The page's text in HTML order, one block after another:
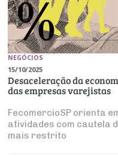
NEGÓCIOS
15/10/2025
Desaceleração da
das empresas varejistas
FecomercioSP orienta
atividades com cautela
mais restrito